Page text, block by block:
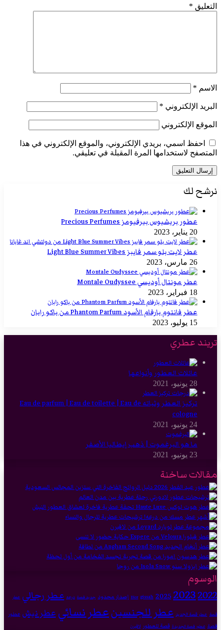
التعليق *
الاسم *
البريد الإلكتروني *
الموقع الإلكتروني
احفظ اسمي، بريدي الإلكتروني، والموقع الإلكتروني في هذا
المتصفح لاستخدامها المرة المقبلة في تعليقي.
نرشح لك
عطور بريشيوس بيرفيومز Precious Perfumes
20 يناير، 2023
عطر لايت بلو سمر فايبز Light Blue Summer Vibes
26 مارس، 2023
عطر مونتال أوديسي Montale Oudyssee
18 فبراير، 2023
عطر فانتوم بارفام الأسود Phantom Parfum من باكو رابان
15 يوليو، 2023
تريند عطري
عائلات العطور وأنواعها
28 يونيو، 2021
تركيز العطر وثباته Eau de parfum | Eau de toilette | Eau de
cologne
24 يونيو، 2021
ما هو البرغموت | ذهب إيطاليا الأصفر
23 يونيو، 2021
مقالات ساخنة
الوسوم
2022
2023
2025
Dior gissah إصدار محدود جديد قصة درعه عطر رجالي عطر
قصة عطر قصة الجديد عطر للجنسينعطر نسائيعطر نيش عطور
قصة عطور قصة الجديدة قصة للعطور لافيرن